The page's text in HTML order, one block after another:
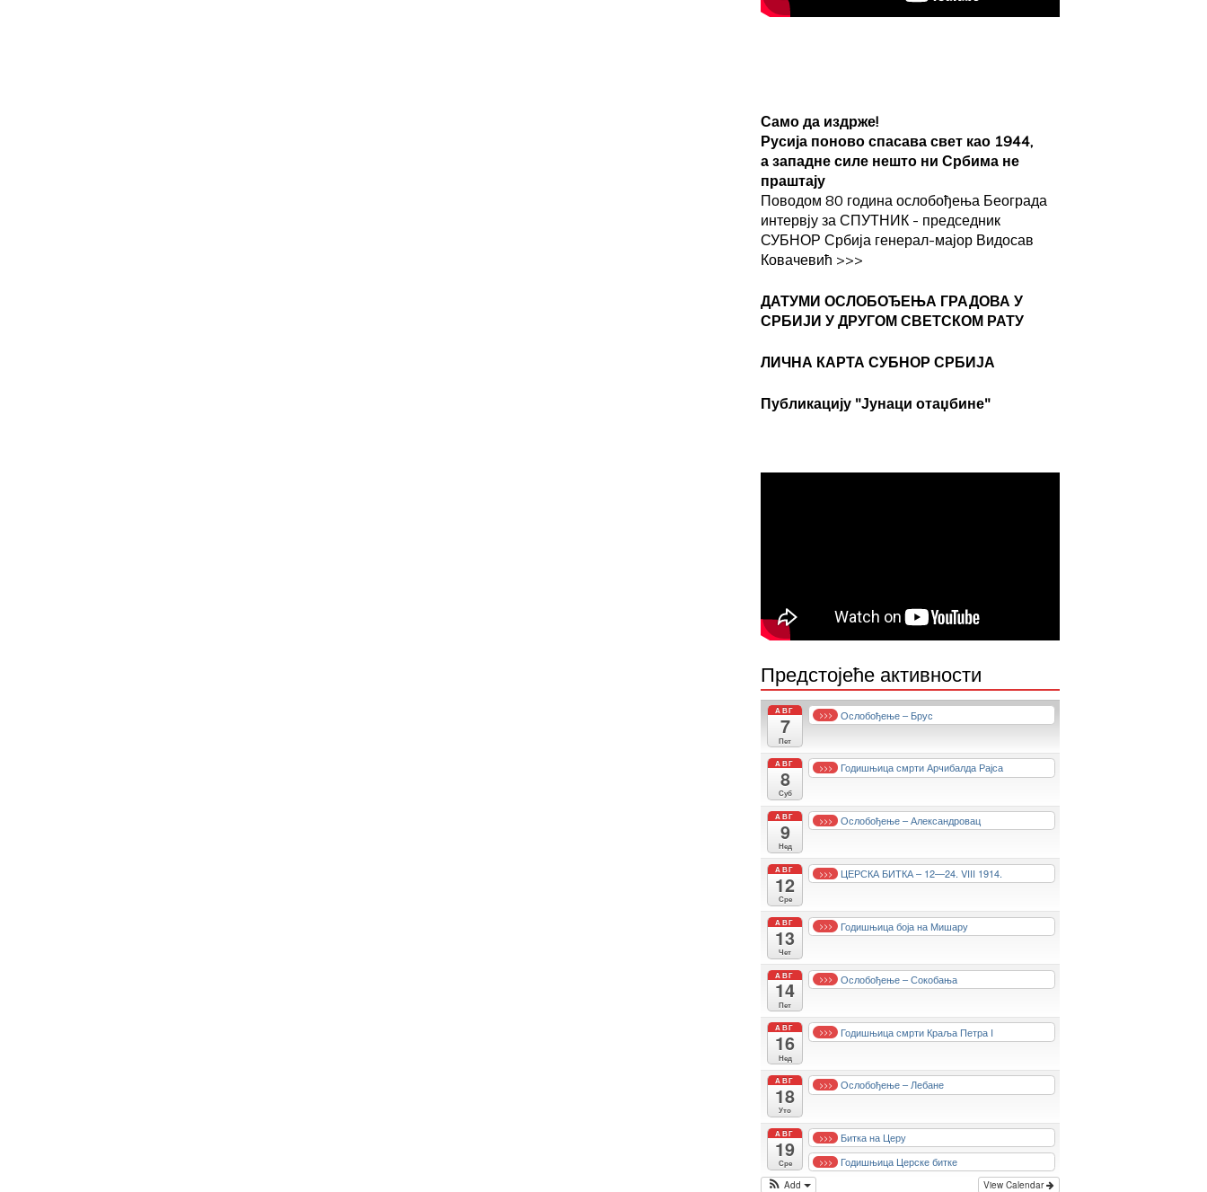
Само да издрже!
Русија поново спасава свет као 1944,
а западне силе нешто ни Србима не
праштају
Поводом 80 година ослобођења Београда
интервју за СПУТНИК - председник
СУБНОР Србија генерал-мајор Видосав
Ковачевић >>>
ДАТУМИ ОСЛОБОЂЕЊА ГРАДОВА У
СРБИЈИ У ДРУГОМ СВЕТСКОМ РАТУ
ЛИЧНА КАРТА СУБНОР СРБИЈА
Публикацију "Јунаци отаџбине"
Предстојеће активности
АВГ
7
Пет
>>> Ослобођење – Брус
АВГ
8
Суб
>>> Годишњица смрти Арчибалда Рајса
АВГ
9
Нед
>>> Ослобођење – Александровац
АВГ
12
Сре
>>> ЦЕРСКА БИТКА – 12—24. VIII 1914.
АВГ
13
Чет
>>> Годишњица боја на Мишару
АВГ
14
Пет
>>> Ослобођење – Сокобања
АВГ
16
Нед
>>> Годишњица смрти Краља Петра I
АВГ
18
Уто
>>> Ослобођење – Лебане
АВГ
19
Сре
>>> Битка на Церу
>>> Годишњица Церске битке
View Calendar
Add